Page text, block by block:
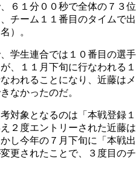
６１分００秒で全体の７３位
チーム１１番目のタイムで出
）。
学生連合では１０番目の選手
、１１月下旬に行なわれる１
われることになり、近藤はメ
なかったのだ。
対象となるのは「本戦登録１
２度エントリーされた近藤は
し今年の７月下旬に「本戦出
更されたことで、３度目のチ